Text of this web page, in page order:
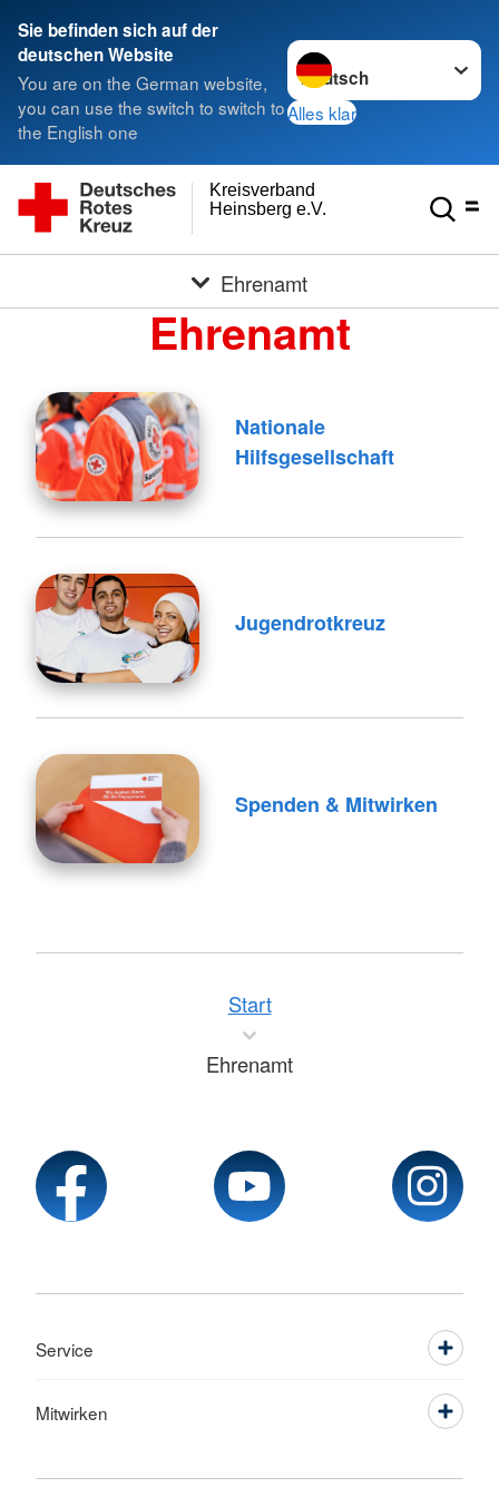
Sie befinden sich auf der
deutschen Website
You are on the German website,
you can use the switch to switch to
the English one
Sprache wechseln zu
Alles klar
Heinsberg e.V.
Kreisverband
Ehrenamt
Ehrenamt
Nationale
Hilfsgesellschaft
Jugendrotkreuz
Spenden & Mitwirken
Start
Ehrenamt
Service
Mitwirken